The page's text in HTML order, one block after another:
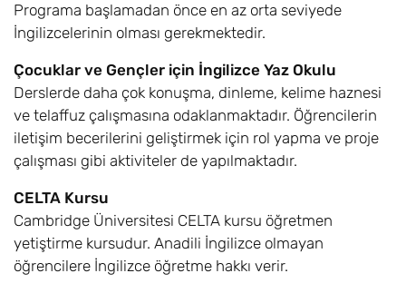
Programa başlamadan önce en az orta seviyede
İngilizcelerinin olması gerekmektedir.
Çocuklar ve Gençler için İngilizce Yaz Okulu
Derslerde daha çok konuşma, dinleme, kelime haznesi
ve telaffuz çalışmasına odaklanmaktadır. Öğrencilerin
iletişim becerilerini geliştirmek için rol yapma ve proje
çalışması gibi aktiviteler de yapılmaktadır.
CELTA Kursu
Cambridge Üniversitesi CELTA kursu öğretmen
yetiştirme kursudur. Anadili İngilizce olmayan
öğrencilere İngilizce öğretme hakkı verir.